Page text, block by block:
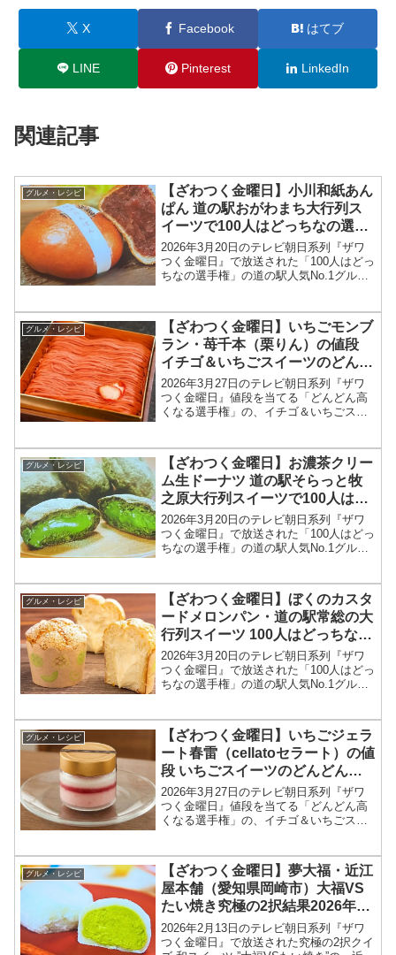
X Facebook はてブ
LINE Pinterest LinkedIn
関連記事
グルメ・レシピ
【ざわつく金曜日】小川和紙あん
ぱん 道の駅おがわまち大行列ス
イーツで100人はどっちなの選手
権2026年3月20日
2026年3月20日のテレビ朝日系列『ザワ
つく金曜日』で放送された「100人はどっ
ちなの選手権」の道の駅人気No.1グルメ
今回のざわつく金曜日では、道の駅人気
No....
グルメ・レシピ
【ざわつく金曜日】いちごモンブ
ラン・苺千本（栗りん）の値段
イチゴ＆いちごスイーツのどんど
ん高くなる選手権2026年3月27日
2026年3月27日のテレビ朝日系列『ザワ
つく金曜日』値段を当てる「どんどん高
くなる選手権」の、イチゴ＆いちごスイ
つく金曜日では「どんどん高くなる選手
権」と題して、イチ...
グルメ・レシピ
【ざわつく金曜日】お濃茶クリー
ム生ドーナツ 道の駅そらっと牧
之原大行列スイーツで100人はど
っちなの選手権2026年3月20日
2026年3月20日のテレビ朝日系列『ザワ
つく金曜日』で放送された「100人はどっ
ちなの選手権」の道の駅人気No.1グルメ
ー情報、結果を紹介します！今回のざわ
つく...
グルメ・レシピ
【ざわつく金曜日】ぼくのカスタ
ードメロンパン・道の駅常総の大
行列スイーツ 100人はどっちなの
2026年3月20日
2026年3月20日のテレビ朝日系列『ザワ
つく金曜日』で放送された「100人はどっ
ちなの選手権」の道の駅人気No.1グルメ
ニュー情報、結果を紹介します！今回の
ざわつく...
グルメ・レシピ
【ざわつく金曜日】いちごジェラ
ート春雷（cellatoセラート）の値
段 いちごスイーツのどんどん高
くなる選手権2026年3月27日
2026年3月27日のテレビ朝日系列『ザワ
つく金曜日』値段を当てる「どんどん高
くなる選手権」の、イチゴ＆いちごスイ
す！ざわつく金曜日では「どんどん高く
なる選手権」と題...
グルメ・レシピ
【ざわつく金曜日】夢大福・近江
屋本舗（愛知県岡崎市）大福VS
たい焼き究極の2択結果2026年2
月13日
2026年2月13日のテレビ朝日系列『ザワ
つく金曜日』で放送された究極の2択クイ